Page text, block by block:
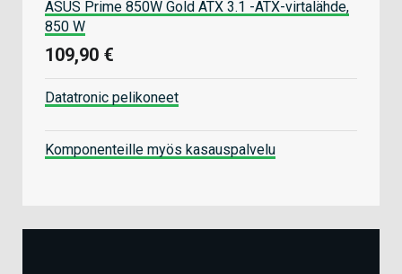
ASUS Prime 850W Gold ATX 3.1 -ATX-virtalähde,
850 W
109,90 €
Datatronic pelikoneet
Komponenteille myös kasauspalvelu